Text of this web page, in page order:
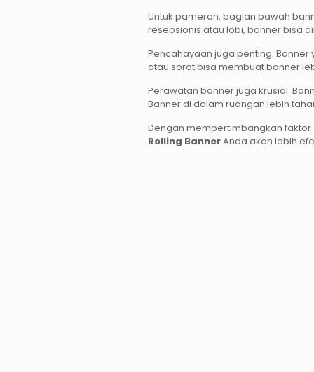
Untuk pameran, bagian bawah
resepsionis atau lobi, banner bisa
Pencahayaan juga penting. Banner
atau sorot bisa membuat banner
Perawatan banner juga krusial.
Banner di dalam ruangan lebih
Dengan mempertimbangkan
Rolling BannerAnda akan lebih